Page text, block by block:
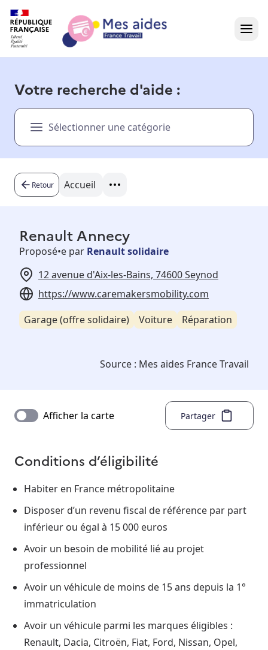
Présentation vidéo
Besoin d'aide ?
Votre recherche d'aide :
Sélectionner une catégorie
Retour Accueil
Renault Annecy
Proposé•e par Renault solidaire
12 avenue d'Aix-les-Bains, 74600 Seynod
https://www.caremakersmobility.com
Garage (offre solidaire)
Voiture Réparation
Source : Mes aides France Travail
Afficher la carte Partager
Conditions d’éligibilité
Habiter en France métropolitaine
Disposer d’un revenu fiscal de référence par part
inférieur ou égal à 15 000 euros
Avoir un besoin de mobilité lié au projet
professionnel
Avoir un véhicule de moins de 15 ans depuis la 1°
immatriculation
Avoir un véhicule parmi les marques éligibles :
Renault, Dacia, Citroën, Fiat, Ford, Nissan, Opel,